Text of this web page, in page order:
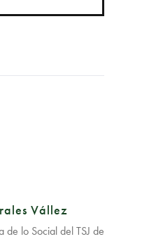
Vállez
de lo Social del TSJ de